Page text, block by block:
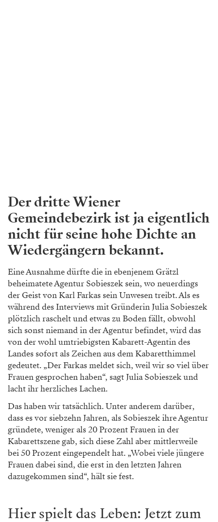
Der dritte Wiener
Gemeindebezirk ist ja eigentlich
nicht für seine hohe Dichte an
Wiedergängern bekannt.
Eine Ausnahme dürfte die in ebenjenem Grätzl
beheimatete Agentur Sobieszek sein, wo neuerdings
der Geist von Karl Farkas sein Unwesen treibt. Als es
während des Interviews mit Gründerin Julia Sobieszek
plötzlich raschelt und etwas zu Boden fällt, obwohl
sich sonst niemand in der Agentur befindet, wird das
von der wohl umtriebigsten Kabarett-Agentin des
Landes sofort als Zeichen aus dem Kabaretthimmel
gedeutet. „Der Farkas meldet sich, weil wir so viel über
Frauen gesprochen haben“, sagt Julia Sobieszek und
lacht ihr herzliches Lachen.
Das haben wir tatsächlich. Unter anderem darüber,
dass es vor siebzehn Jahren, als Sobieszek ihre Agentur
gründete, weniger als 20 Prozent Frauen in der
Kabarettszene gab, sich diese Zahl aber mittlerweile
bei 50 Prozent eingependelt hat. „Wobei viele jüngere
Frauen dabei sind, die erst in den letzten Jahren
dazugekommen sind“, hält sie fest.
Hier spielt das Leben: Jetzt zum